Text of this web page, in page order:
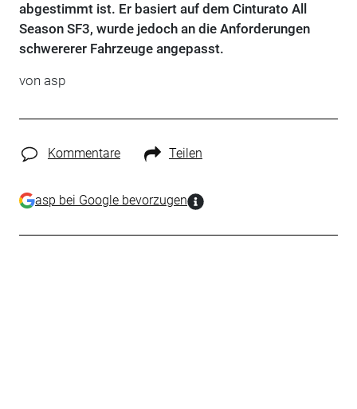
abgestimmt ist. Er basiert auf dem Cinturato All
Season SF3, wurde jedoch an die Anforderungen
schwererer Fahrzeuge angepasst.
von asp
Kommentare Teilen
asp bei Google bevorzugen